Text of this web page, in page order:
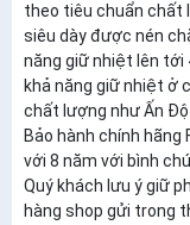
theo tiêu chuẩn chất
siêu dày được nén
năng giữ nhiệt lên tới
khả năng giữ nhiệt ở
chất lượng như Ấn Độ
Bảo hành chính
với 8 năm với bình
Quý khách lưu ý giữ
hàng shop gửi trong